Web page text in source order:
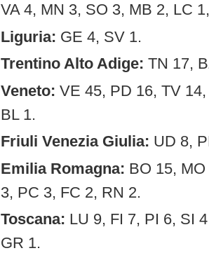
VA 4, MN 3, SO 3, MB 2, LC
Liguria: GE 4, SV 1.
Trentino Alto Adige: TN 17,
Veneto: VE 45, PD 16, TV
BL 1.
Friuli Venezia Giulia: UD 8,
Emilia Romagna: BO 15,
3, PC 3, FC 2, RN 2.
Toscana: LU 9, FI 7, PI 6, SI
GR 1.